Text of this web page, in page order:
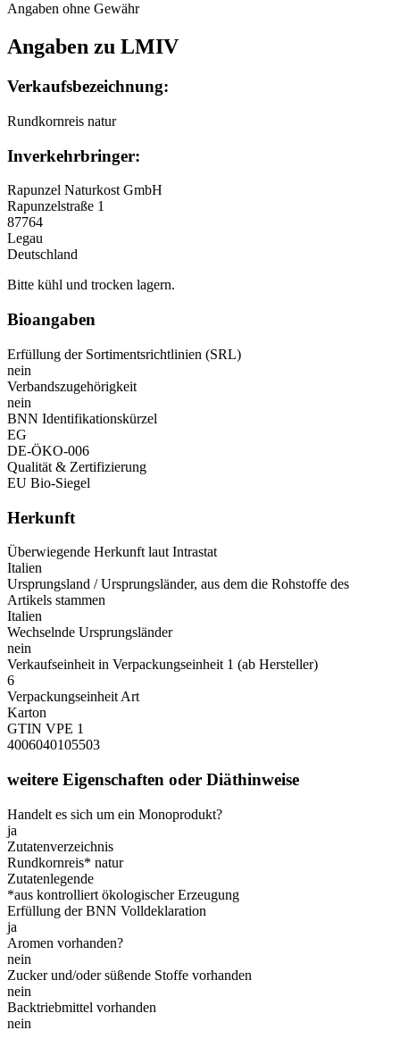
Angaben ohne Gewähr
Angaben zu LMIV
Verkaufsbezeichnung:
Rundkornreis natur
Inverkehrbringer:
Rapunzel Naturkost GmbH
Rapunzelstraße 1
87764
Legau
Deutschland
Bitte kühl und trocken lagern.
Bioangaben
Erfüllung der Sortimentsrichtlinien (SRL)
nein
Verbandszugehörigkeit
nein
BNN Identifikationskürzel
EG
DE-ÖKO-006
Qualität & Zertifizierung
EU Bio-Siegel
Herkunft
Überwiegende Herkunft laut Intrastat
Italien
Ursprungsland / Ursprungsländer, aus dem die Rohstoffe des
Artikels stammen
Italien
Wechselnde Ursprungsländer
nein
Verkaufseinheit in Verpackungseinheit 1 (ab Hersteller)
6
Verpackungseinheit Art
Karton
GTIN VPE 1
4006040105503
weitere Eigenschaften oder Diäthinweise
Handelt es sich um ein Monoprodukt?
ja
Zutatenverzeichnis
Rundkornreis* natur
Zutatenlegende
*aus kontrolliert ökologischer Erzeugung
Erfüllung der BNN Volldeklaration
ja
Aromen vorhanden?
nein
Zucker und/oder süßende Stoffe vorhanden
nein
Backtriebmittel vorhanden
nein